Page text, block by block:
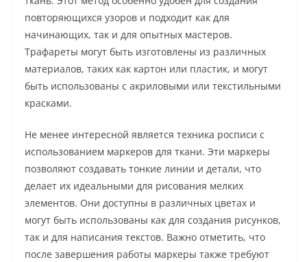
повторяющихся узоров и подходит как для
начинающих, так и для опытных мастеров.
Трафареты могут быть изготовлены из различных
материалов, таких как картон или пластик, и могут
быть использованы с акриловыми или текстильными
красками.
Не менее интересной является техника росписи с
использованием маркеров для ткани. Эти маркеры
позволяют создавать тонкие линии и детали, что
делает их идеальными для рисования мелких
элементов. Они доступны в различных цветах и
могут быть использованы как для создания рисунков,
так и для написания текстов. Важно отметить, что
после завершения работы маркеры также требуют